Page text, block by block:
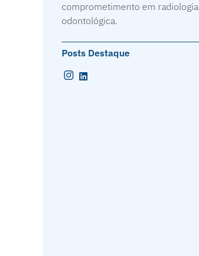
comprometimento em radiologia
odontológica.
Posts Destaque